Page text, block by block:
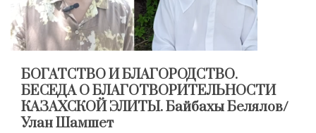
БОГАТСТВО И БЛАГОРОДСТВО.
БЕСЕДА О БЛАГОТВОРИТЕЛЬНОСТИ
КАЗАХСКОЙ ЭЛИТЫ. Байбахы Белялов/
Улан Шамшет